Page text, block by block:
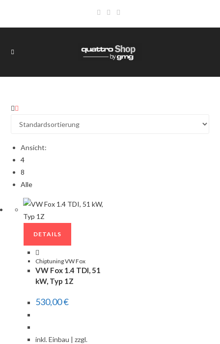
Ansicht:
4
8
Alle
DETAILS
Chiptuning VW Fox
VW Fox 1.4 TDI, 51
kW, Typ 1Z
530,00€
inkl. Einbau | zzgl.